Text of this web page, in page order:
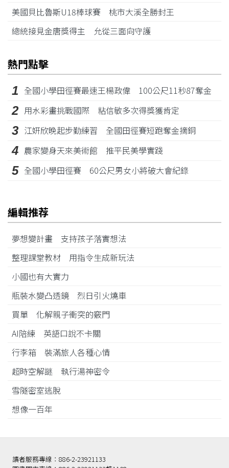
美國貝比魯斯U18棒球賽 桃市大溪全勝封王
總統接見金唐獎得主 允從三面向守護
熱門點擊
1 全國小學田徑賽最速王楊政偉 100公尺11秒87奪金
2 用水彩畫挑戰國際 粘信敏多次得獎獲肯定
3 江姸欣晚起步勤練習 全國田徑賽短跑奪金摘銅
4 農家變身天來美術館 推平民美學實踐
5 全國小學田徑賽 60公尺男女小將破大會紀錄
編輯推荐
夢想變計畫 支持孩子落實想法
整理課堂教材 用指令生成新玩法
小國也有大實力
瓶裝水變凸透鏡 烈日引火燒車
買單 化解親子衝突的竅門
AI陪練 英語口說不卡關
行李箱 裝滿旅人各種心情
超時空解謎 執行湯神密令
雪隧密室逃脫
想像一百年
讀者服務專線：886-2-23921133